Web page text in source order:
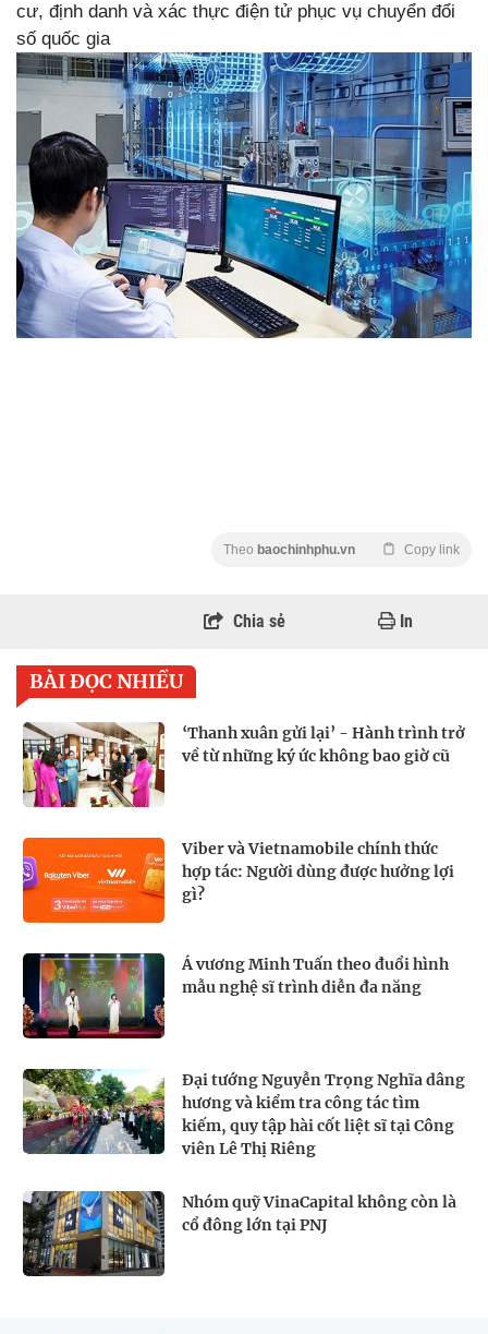
cư, định danh và xác thực điện tử phục vụ chuyển đổi
số quốc gia
Theo baochinhphu.vn Copy link
Chia sẻ In
BÀI ĐỌC NHIỀU
‘Thanh xuân gửi lại’ - Hành trình trở
về từ những ký ức không bao giờ cũ
Viber và Vietnamobile chính thức
hợp tác: Người dùng được hưởng lợi
gì?
Á vương Minh Tuấn theo đuổi hình
mẫu nghệ sĩ trình diễn đa năng
Đại tướng Nguyễn Trọng Nghĩa dâng
hương và kiểm tra công tác tìm
kiếm, quy tập hài cốt liệt sĩ tại Công
viên Lê Thị Riêng
Nhóm quỹ VinaCapital không còn là
cổ đông lớn tại PNJ